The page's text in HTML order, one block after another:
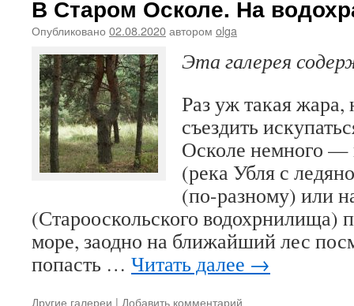
В Старом Осколе. На
Опубликовано 02.08.2020автором olga
Эта галерея
Раз уж такая
съездить
Осколе немного —
(река Убля с
(по-разному) или
(Старооскольского водохрнилища)
море, заодно на ближайший лес
попасть … Читать далее →
Другие галереи | Добавить комментарий